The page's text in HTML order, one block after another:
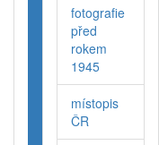
fotografie
před
rokem
1945
místopis
ČR